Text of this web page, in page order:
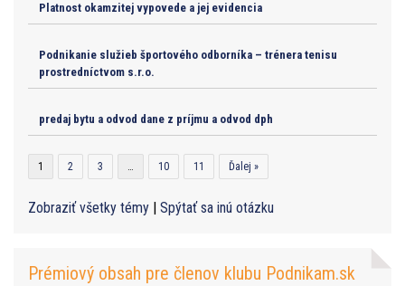
Platnost okamzitej vypovede a jej evidencia
Podnikanie služieb športového odborníka – trénera tenisu
prostredníctvom s.r.o.
predaj bytu a odvod dane z príjmu a odvod dph
1 2 3 … 10 11 Ďalej »
Zobraziť všetky témy Spýtať sa inú otázku
Prémiový obsah pre členov klubu Podnikam.sk